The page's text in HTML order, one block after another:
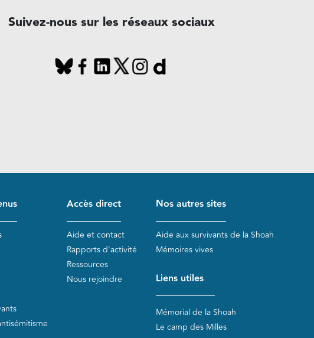
Suivez-nous sur les réseaux sociaux
Accès direct
Aide et contact
Rapports d'activité
Ressources
Nous rejoindre
Nos autres sites
Aide aux survivants de la Shoah
Mémoires vives
Liens utiles
Mémorial de la Shoah
Le camp des Milles